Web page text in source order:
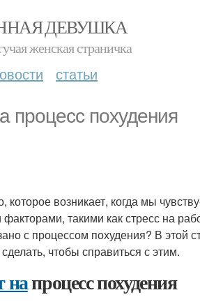
ДЕВУШКА
женская страничка
статьи
процесс похудения
которое возникает, когда мы
такими как стресс на
с процессом похудения? В этой
чтобы справиться с этим.
напроцесс похудения